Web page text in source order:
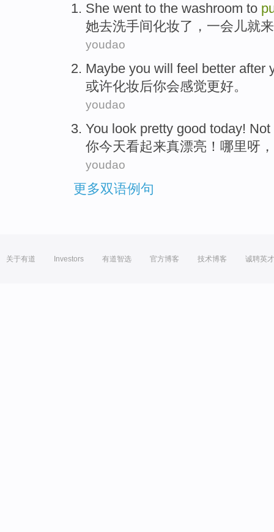
She went to the washroom to
她去洗手间化妆了，一会儿就来
youdao
Maybe you will feel better after
或许化妆后你会感觉更好。
youdao
You look pretty good today! Not
你今天看起来真漂亮 ！哪里呀 ，
youdao
更多双语例句
关于有道 Investors 有道智选 官方博客 技术博客 诚聘英才